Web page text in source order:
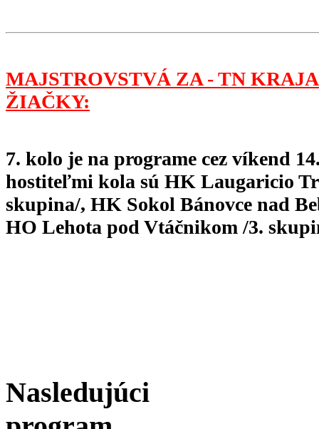
MAJSTROVSTVÁ ZA - TN
ŽIAČKY:
7. kolo je na programe cez víkend
hostiteľmi kola sú HK Laugaricio
skupina/, HK Sokol Bánovce nad
HO Lehota pod Vtáčnikom /3.
Nasledujúci